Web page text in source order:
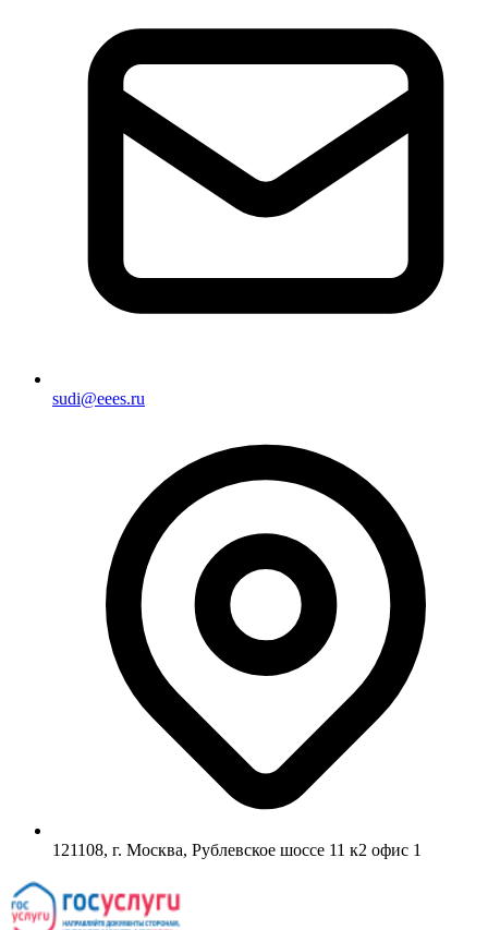
sudi@eees.ru
121108, г. Москва, Рублевское шоссе 11 к2 офис 1